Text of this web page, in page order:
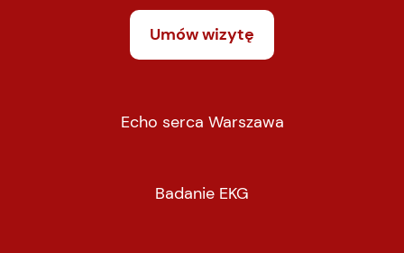
Umów wizytę
Echo serca Warszawa
Badanie EKG